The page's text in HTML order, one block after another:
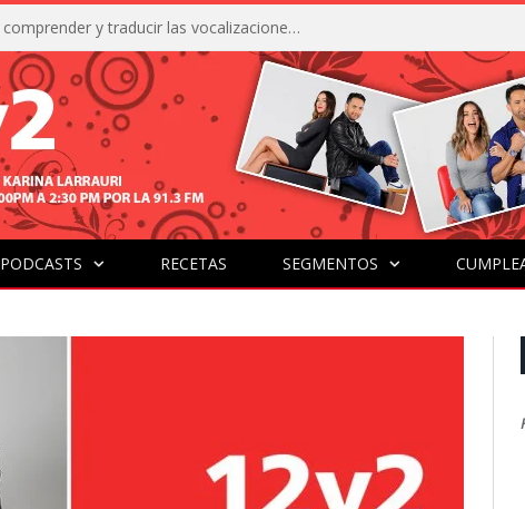
La IA está acercándonos a comprender y traducir las vocalizaciones y comportamientos de nuestras mascotas
PODCASTS RECETAS SEGMENTOS